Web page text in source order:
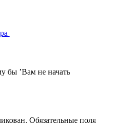
бы ’Вам не начать
Обязательные поля